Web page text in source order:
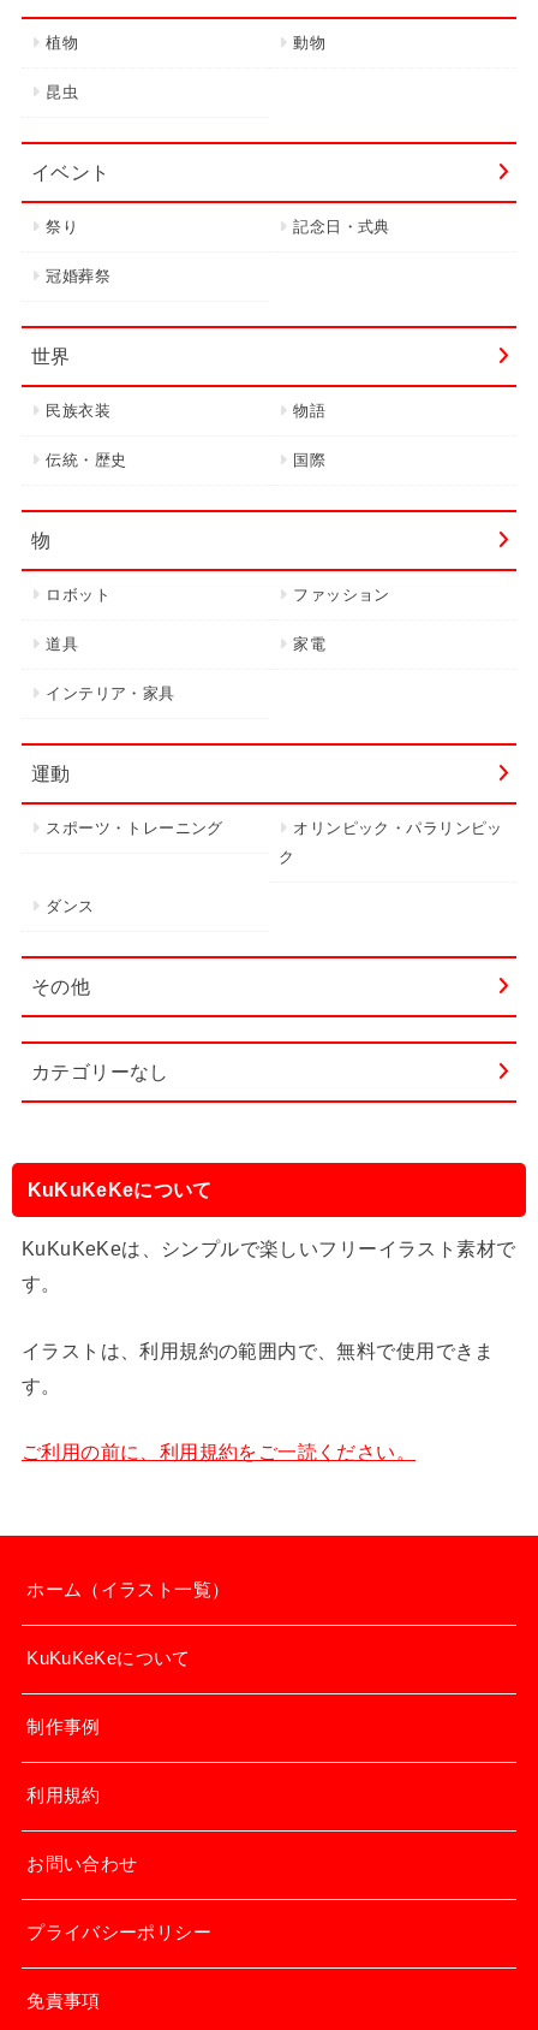
植物 動物
昆虫
イベント
祭り 記念日・式典
冠婚葬祭
世界
民族衣装 物語
伝統・歴史 国際
物
ロボット ファッション
道具 家電
インテリア・家具
運動
スポーツ・トレーニング
オリンピック・パラリンピッ
ク
ダンス
その他
カテゴリーなし
KuKuKeKeについて
KuKuKeKeは、シンプルで楽しいフリーイラスト素材で
す。
イラストは、利用規約の範囲内で、無料で使用できま
す。
ご利用の前に、利用規約をご一読ください。
ホーム（イラスト一覧）
KuKuKeKeについて
制作事例
利用規約
お問い合わせ
プライバシーポリシー
免責事項